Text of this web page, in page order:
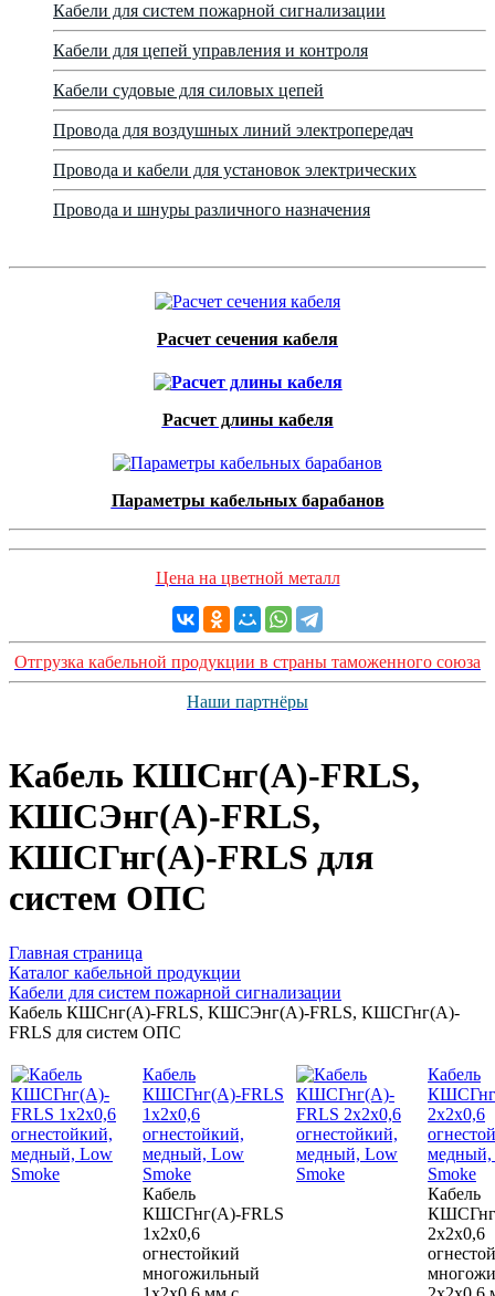
Кабели для систем пожарной сигнализации
Кабели для цепей управления и контроля
Кабели судовые для силовых цепей
Провода для воздушных линий электропередач
Провода и кабели для установок электрических
Провода и шнуры различного назначения
Расчет сечения кабеля
Расчет длины кабеля
Параметры кабельных барабанов
Цена на цветной металл
Отгрузка кабельной продукции в страны таможенного союза
Наши партнёры
Кабель КШСнг(А)-FRLS,
КШСЭнг(А)-FRLS,
КШСГнг(А)-FRLS для
систем ОПС
Главная страница
Каталог кабельной продукции
Кабели для систем пожарной сигнализации
Кабель КШСнг(А)-FRLS, КШСЭнг(А)-FRLS, КШСГнг(А)-
FRLS для систем ОПС
Кабель
КШСГнг(А)-FRLS
1х2х0,6
огнестойкий,
медный, Low
Smoke
Кабель
КШСГнг(А)-FRLS
1х2х0,6
огнестойкий
многожильный
Кабель
2х2х0,6
Smoke
Кабель
2х2х0,6